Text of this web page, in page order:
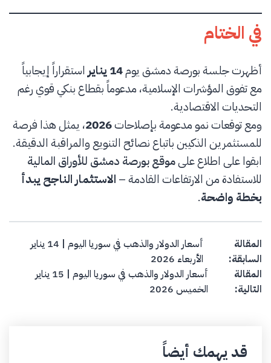
في الختام
أظهرت جلسة بورصة دمشق يوم14 يناير
استقراراً إيجابياً
مع تفوق المؤشرات الإسلامية، مدعوماً بقطاع بنكي قوي رغم
التحديات الاقتصادية.
ومع توقعات نمو مدعومة بإصلاحات2026، يمثل هذا فرصة
للمستثمرين الذكيين باتباع نصائح التنويع والمراقبة الدقيقة.
ابقوا على اطلاع علىموقع بورصة دمشق للأوراق المالية
للاستفادة من الارتفاعات القادمة – الاستثمار الناجح يبدأ
بخطة واضحة.
Post navigation
المقالة
السابقة:
أسعار الدولار والذهب في سوريا اليوم | 14 يناير
الأربعاء 2026
المقالة
التالية:
أسعار الدولار والذهب في سوريا اليوم | 15 يناير
الخميس 2026
قد يهمك أيضاً